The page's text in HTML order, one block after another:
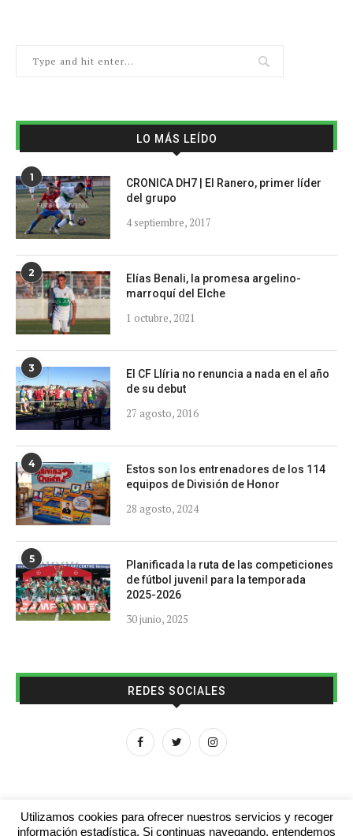
LO MÁS LEÍDO
1
CRONICA DH7 | El Ranero, primer líder
del grupo
4 septiembre, 2017
2
Elías Benali, la promesa argelino-
marroquí del Elche
1 octubre, 2021
3
El CF Llíria no renuncia a nada en el año
de su debut
27 agosto, 2016
4
Estos son los entrenadores de los 114
equipos de División de Honor
28 agosto, 2024
5
Planificada la ruta de las competiciones
de fútbol juvenil para la temporada
2025-2026
30 junio, 2025
REDES SOCIALES
Utilizamos cookies para ofrecer nuestros servicios y recoger
información estadística. Si continuas navegando, entendemos